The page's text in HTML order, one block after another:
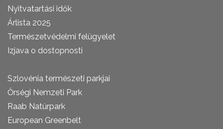
Nyitvatartási idők
Árlista 2025
Természetvédelmi felügyelet
Izjava o dostopnosti
Szlovénia természeti parkjai
Őrségi Nemzeti Park
Raab Natúrpark
European Greenbelt